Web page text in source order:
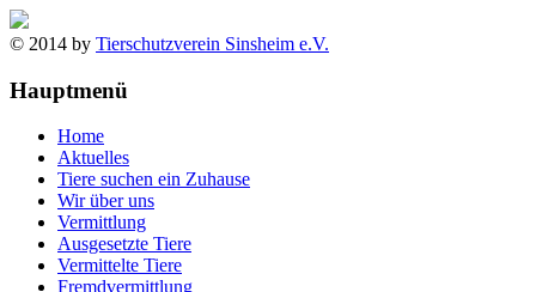
© 2014 by Tierschutzverein Sinsheim e.V.
Hauptmenü
Home
Aktuelles
Tiere suchen ein Zuhause
Wir über uns
Vermittlung
Ausgesetzte Tiere
Vermittelte Tiere
Fremdvermittlung